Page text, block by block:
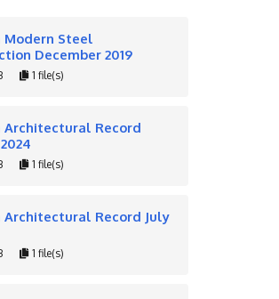
Modern Steel
December 2019
1 file(s)
Architectural Record
1 file(s)
Architectural Record July
1 file(s)